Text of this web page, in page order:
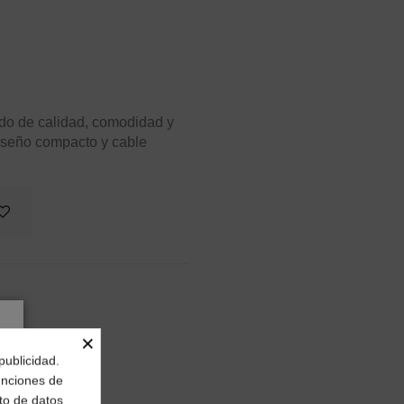
de calidad, comodidad y
compacto y cable
×
de
de datos